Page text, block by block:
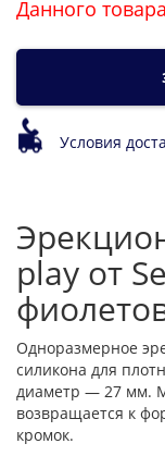
Данного
Условия
play от
Одноразмерное
силикона для
диаметр — 27 мм.
возвращается к
кромок.